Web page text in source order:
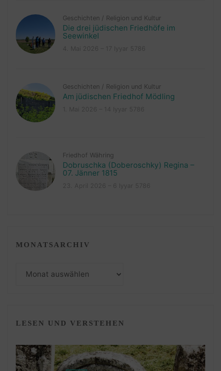
Geschichten / Religion und Kultur
Die drei jüdischen Friedhöfe im
Seewinkel
Geschichten / Religion und Kultur
Am jüdischen Friedhof Mödling
Friedhof Währing
Dobruschka (Doberoschky) Regina –
07. Jänner 1815
MONATSARCHIV
LESEN UND VERSTEHEN